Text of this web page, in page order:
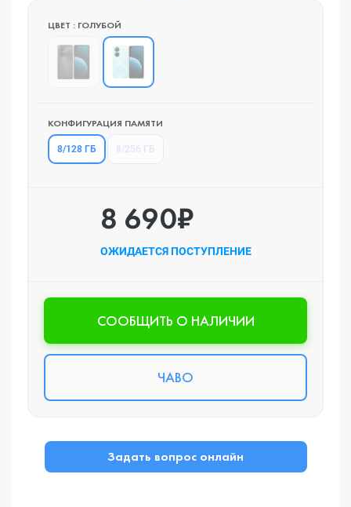
ЦВЕТ : ГОЛУБОЙ
КОНФИГУРАЦИЯ ПАМЯТИ
8/128 ГБ
8 690₽
ОЖИДАЕТСЯ ПОСТУПЛЕНИЕ
CООБЩИТЬ О НАЛИЧИИ
ЧАВО
Задать вопрос онлайн